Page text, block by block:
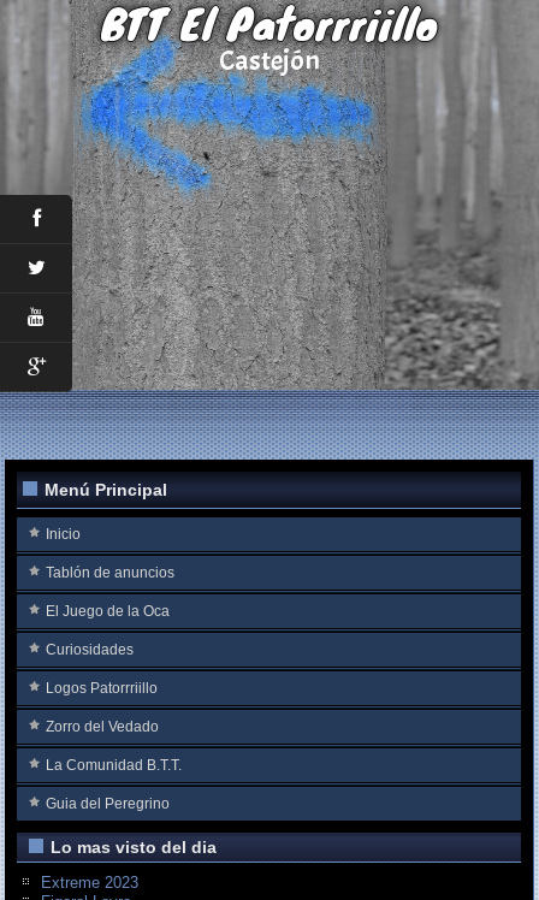
BTT El Patorrriillo
Castejón
Menú Principal
Inicio
Tablón de anuncios
El Juego de la Oca
Curiosidades
Logos Patorrriillo
Zorro del Vedado
La Comunidad B.T.T.
Guia del Peregrino
Lo mas visto del dia
Extreme 2023